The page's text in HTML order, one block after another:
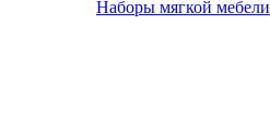
Наборы мягкой мебели